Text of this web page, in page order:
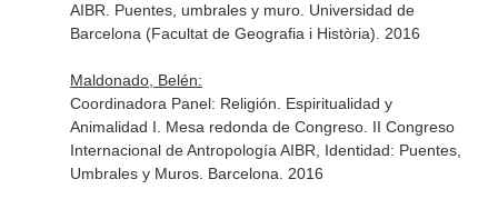
AIBR. Puentes, umbrales y muro. Universidad de
Barcelona (Facultat de Geografia i Història). 2016
Maldonado, Belén:
Coordinadora Panel: Religión. Espiritualidad y
Animalidad I. Mesa redonda de Congreso. II Congreso
Internacional de Antropología AIBR, Identidad: Puentes,
Umbrales y Muros. Barcelona. 2016